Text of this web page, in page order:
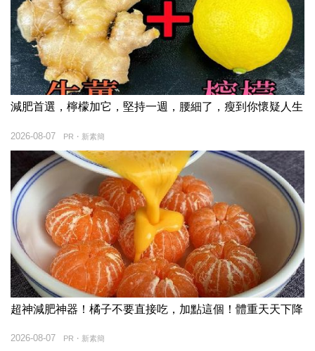
減肥首選，檸檬加它，堅持一週，腰細了，瘦到你懷疑人生
PR・新素簡
2026-08-07
超神減肥神器！橘子不要直接吃，加點這個！體重天天下降
PR・新素簡
2026-08-07